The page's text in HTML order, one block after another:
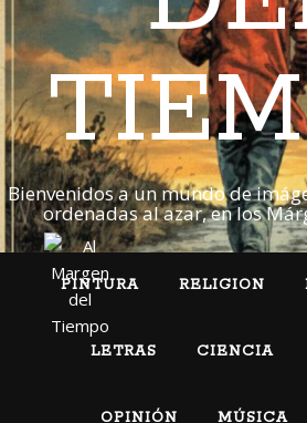
Bienvenidos a un mundo de
ordenadas al azar, en los
PINTURA RELIGION
LETRAS CIENCIA
OPINIÓN MÚSICA